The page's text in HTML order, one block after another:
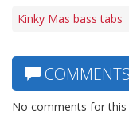
Kinky Mas bass tabs
COMMENTS
No comments for this